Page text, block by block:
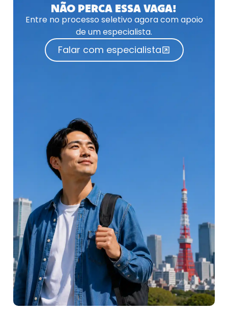
NÃO PERCA ESSA VAGA!
Entre no processo seletivo agora com apoio
de um especialista.
Falar com especialista